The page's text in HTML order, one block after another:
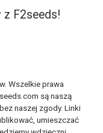
z F2seeds!
Wszelkie prawa
są naszą
naszej zgody. Linki
umieszczać